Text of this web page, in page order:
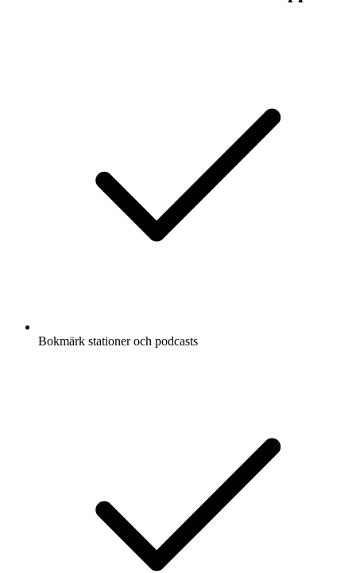
Bokmärk stationer och podcasts